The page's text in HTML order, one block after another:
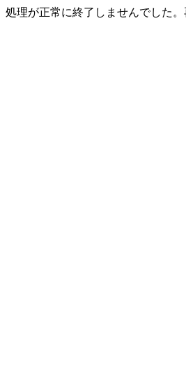
処理が正常に終了しませんでした。